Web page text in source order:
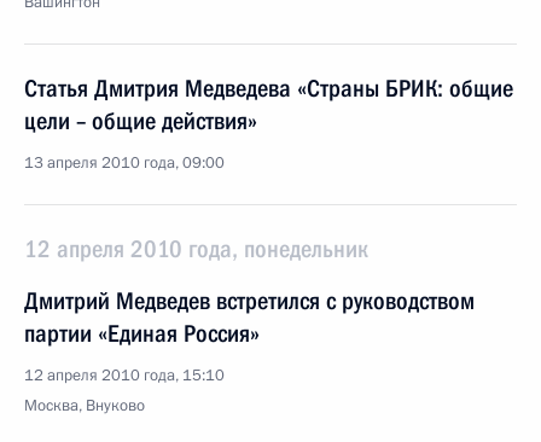
Статья Дмитрия Медведева «Страны БРИК: общие
цели – общие действия»
13 апреля 2010 года, 09:00
12 апреля 2010 года, понедельник
Дмитрий Медведев встретился с руководством
партии «Единая Россия»
12 апреля 2010 года, 15:10
Москва, Внуково